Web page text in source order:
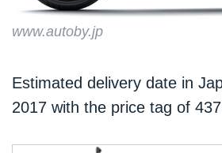
www.autoby.jp
Estimated delivery date in
2017 with the price tag of